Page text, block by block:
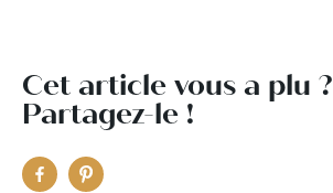
Cet article vous a plu ?
Partagez-le !